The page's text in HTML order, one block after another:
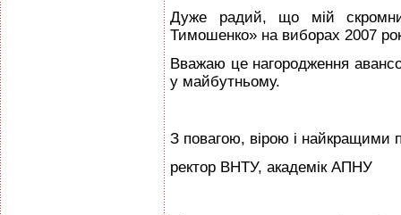
Дуже радий, що мій
Тимошенко» на виборах 2007
Вважаю це нагородження
у майбутньому.
З повагою, вірою і
ректор ВНТУ, академік